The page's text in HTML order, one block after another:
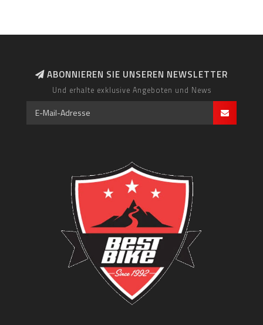
ABONNIEREN SIE UNSEREN NEWSLETTER
Und erhalte exklusive Angeboten und News